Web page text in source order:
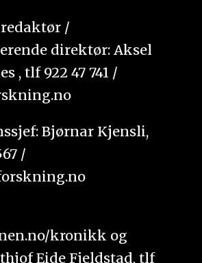
/
direktør: Aksel
, tlf 922 47 741 /
Bjørnar Kjensli,
/
kronikk og
Eide Fjeldstad, tlf